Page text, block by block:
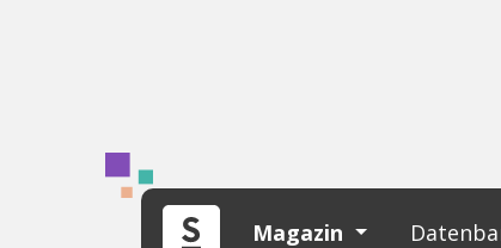
Magazin